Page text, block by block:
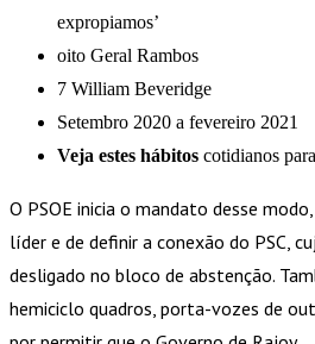
expropiamos’
oito Geral Rambos
7 William Beveridge
Setembro 2020 a fevereiro 2021
Veja estes hábitos cotidianos
O PSOE inicia o mandato desse
líder e de definir a conexão do PSC,
desligado no bloco de abstenção.
hemiciclo quadros, porta-vozes de